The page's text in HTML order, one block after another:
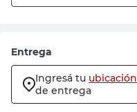
Entrega
Ingresá tu ubicación
de entrega